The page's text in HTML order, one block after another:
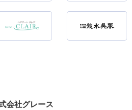
会社グレース